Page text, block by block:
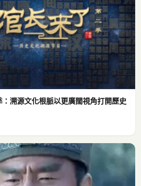
：溯源文化根脈以更廣闊視角打開歷史